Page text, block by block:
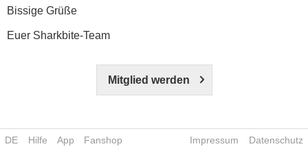
Bissige Grüße
Euer Sharkbite-Team
Mitglied werden
DE Hilfe App Fanshop Impressum Datenschutz